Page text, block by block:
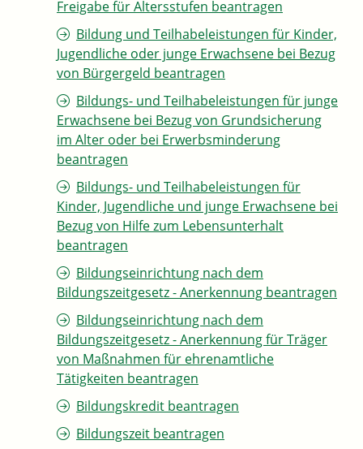
Freigabe für Altersstufen beantragen
Bildung und Teilhabeleistungen für Kinder,
Jugendliche oder junge Erwachsene bei Bezug
von Bürgergeld beantragen
Bildungs- und Teilhabeleistungen für junge
Erwachsene bei Bezug von Grundsicherung
im Alter oder bei Erwerbsminderung
beantragen
Bildungs- und Teilhabeleistungen für
Kinder, Jugendliche und junge Erwachsene bei
Bezug von Hilfe zum Lebensunterhalt
beantragen
Bildungseinrichtung nach dem
Bildungszeitgesetz - Anerkennung beantragen
Bildungseinrichtung nach dem
Bildungszeitgesetz - Anerkennung für Träger
von Maßnahmen für ehrenamtliche
Tätigkeiten beantragen
Bildungskredit beantragen
Bildungszeit beantragen